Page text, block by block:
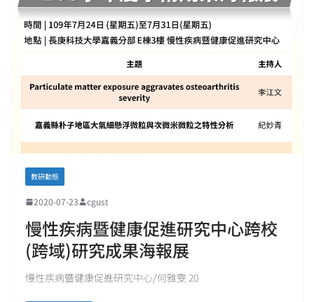
教研動態
2020-07-23 cgust
慢性疾病暨健康促進研究中心跨校
(跨域)研究成果海報展
慢性疾病暨健康促進研究中心/何雅雯 20